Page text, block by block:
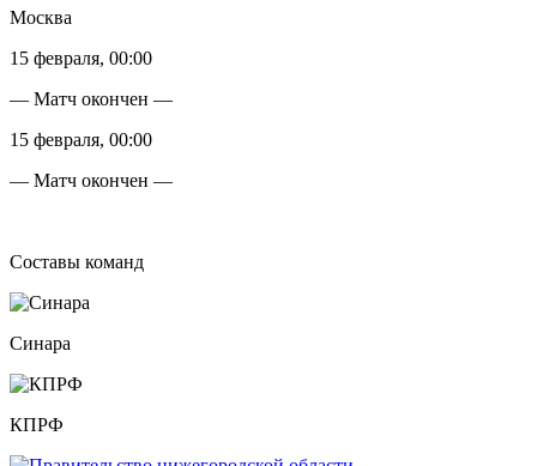
Москва
15 февраля, 00:00
— Матч окончен —
15 февраля, 00:00
— Матч окончен —
Составы команд
Синара
КПРФ